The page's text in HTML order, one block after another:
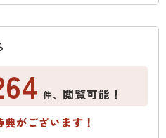
件、 閲覧可能！
がございます！